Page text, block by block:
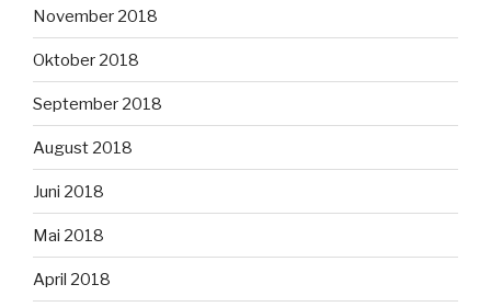
November 2018
Oktober 2018
September 2018
August 2018
Juni 2018
Mai 2018
April 2018